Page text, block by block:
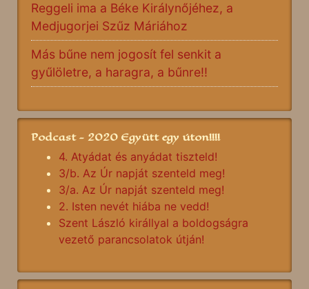
Reggeli ima a Béke Királynőjéhez, a
Medjugorjei Szűz Máriához
Más bűne nem jogosít fel senkit a
gyűlöletre, a haragra, a bűnre!!
Podcast - 2020 Együtt egy úton!!!!
4. Atyádat és anyádat tiszteld!
3/b. Az Úr napját szenteld meg!
3/a. Az Úr napját szenteld meg!
2. Isten nevét hiába ne vedd!
Szent László királlyal a boldogságra
vezető parancsolatok útján!